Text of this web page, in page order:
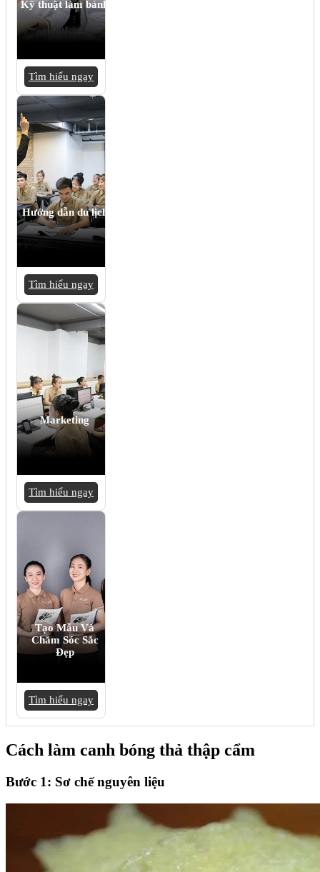
Kỹ thuật làm bánh
Tìm hiểu ngay
Hướng dẫn du lịch
Tìm hiểu ngay
Marketing
Tìm hiểu ngay
Tạo Mẫu Và
Chăm Sóc Sắc
Đẹp
Tìm hiểu ngay
Cách làm canh bóng thả thập cẩm
Bước 1: Sơ chế nguyên liệu